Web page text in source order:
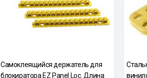
Самоклеящийся держатель для
блокиратора EZ Panel Loc. Длина